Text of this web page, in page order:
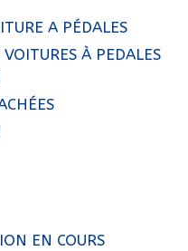
A PÉDALES
À PEDALES
EN COURS